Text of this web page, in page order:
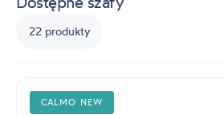
22 produkty
CALMO NEW